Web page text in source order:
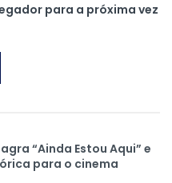
para a próxima vez
“Ainda Estou Aqui” e
para o cinema